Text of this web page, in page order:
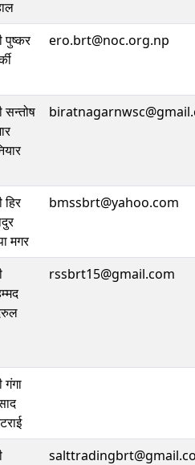
पुष्कर
ero.brt@noc.org.np
सन्तोष
हिर
मगर
bmssbrt@yahoo.com
rssbrt15@gmail.com
गंगा